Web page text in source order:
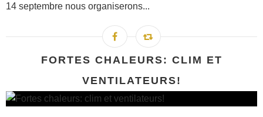
14 septembre nous organiserons...
FORTES CHALEURS: CLIM ET
VENTILATEURS!